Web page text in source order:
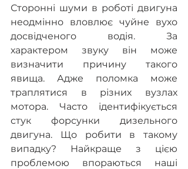
Сторонні шуми в роботі двигуна
неодмінно вловлює чуйне вухо
досвідченого водія. За
характером звуку він може
визначити причину такого
явища. Адже поломка може
траплятися в різних вузлах
мотора. Часто ідентифікується
стук форсунки дизельного
двигуна. Що робити в такому
випадку? Найкраще з цією
проблемою впораються наші